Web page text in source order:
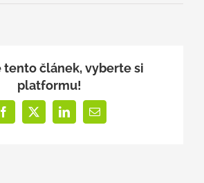
článek, vyberte si
platformu!
Facebook
X LinkedIn
E-
mail